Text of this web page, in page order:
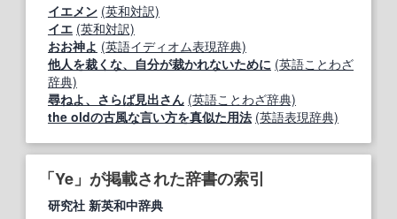
イエメン (英和対訳)
イエ (英和対訳)
おお神よ (英語イディオム表現辞典)
他人を裁くな、自分が裁かれないために (英語ことわざ
辞典)
尋ねよ、さらば見出さん (英語ことわざ辞典)
the oldの古風な言い方を真似た用法 (英語表現辞典)
「Ye」が掲載された辞書の索引
研究社 新英和中辞典